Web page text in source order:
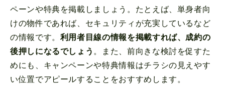
ペーンや特典を掲載しましょう。たとえば、単身者向
けの物件であれば、セキュリティが充実しているなど
の情報です。 利用者目線の情報を掲載すれば、成約の
後押しになるでしょう 。また、前向きな検討を促すた
めにも、キャンペーンや特典情報はチラシの見えやす
い位置でアピールすることをおすすめします。